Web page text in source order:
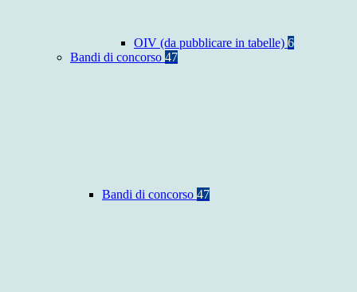
OIV (da pubblicare in tabelle) 6
Bandi di concorso 47
Bandi di concorso 47